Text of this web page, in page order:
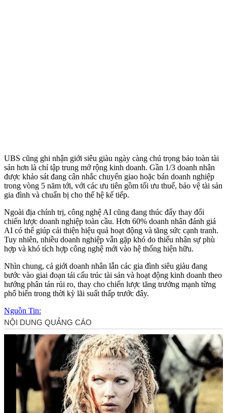
UBS cũng ghi nhận giới siêu giàu ngày càng chú trọng bảo toàn tài
sản hơn là chỉ tập trung mở rộng kinh doanh. Gần 1/3 doanh nhân
được khảo sát đang cân nhắc chuyển giao hoặc bán doanh nghiệp
trong vòng 5 năm tới, với các ưu tiên gồm tối ưu thuế, bảo vệ tài sản
gia đình và chuẩn bị cho thế hệ kế tiếp.
Ngoài địa chính trị, công nghệ AI cũng đang thúc đẩy thay đổi
chiến lược doanh nghiệp toàn cầu. Hơn 60% doanh nhân đánh giá
AI có thể giúp cải thiện hiệu quả hoạt động và tăng sức cạnh tranh.
Tuy nhiên, nhiều doanh nghiệp vẫn gặp khó do thiếu nhân sự phù
hợp và khó tích hợp công nghệ mới vào hệ thống hiện hữu.
Nhìn chung, cả giới doanh nhân lẫn các gia đình siêu giàu đang
bước vào giai đoạn tái cấu trúc tài sản và hoạt động kinh doanh theo
hướng phân tán rủi ro, thay cho chiến lược tăng trưởng mạnh từng
phổ biến trong thời kỳ lãi suất thấp trước đây.
Nguồn Tin: